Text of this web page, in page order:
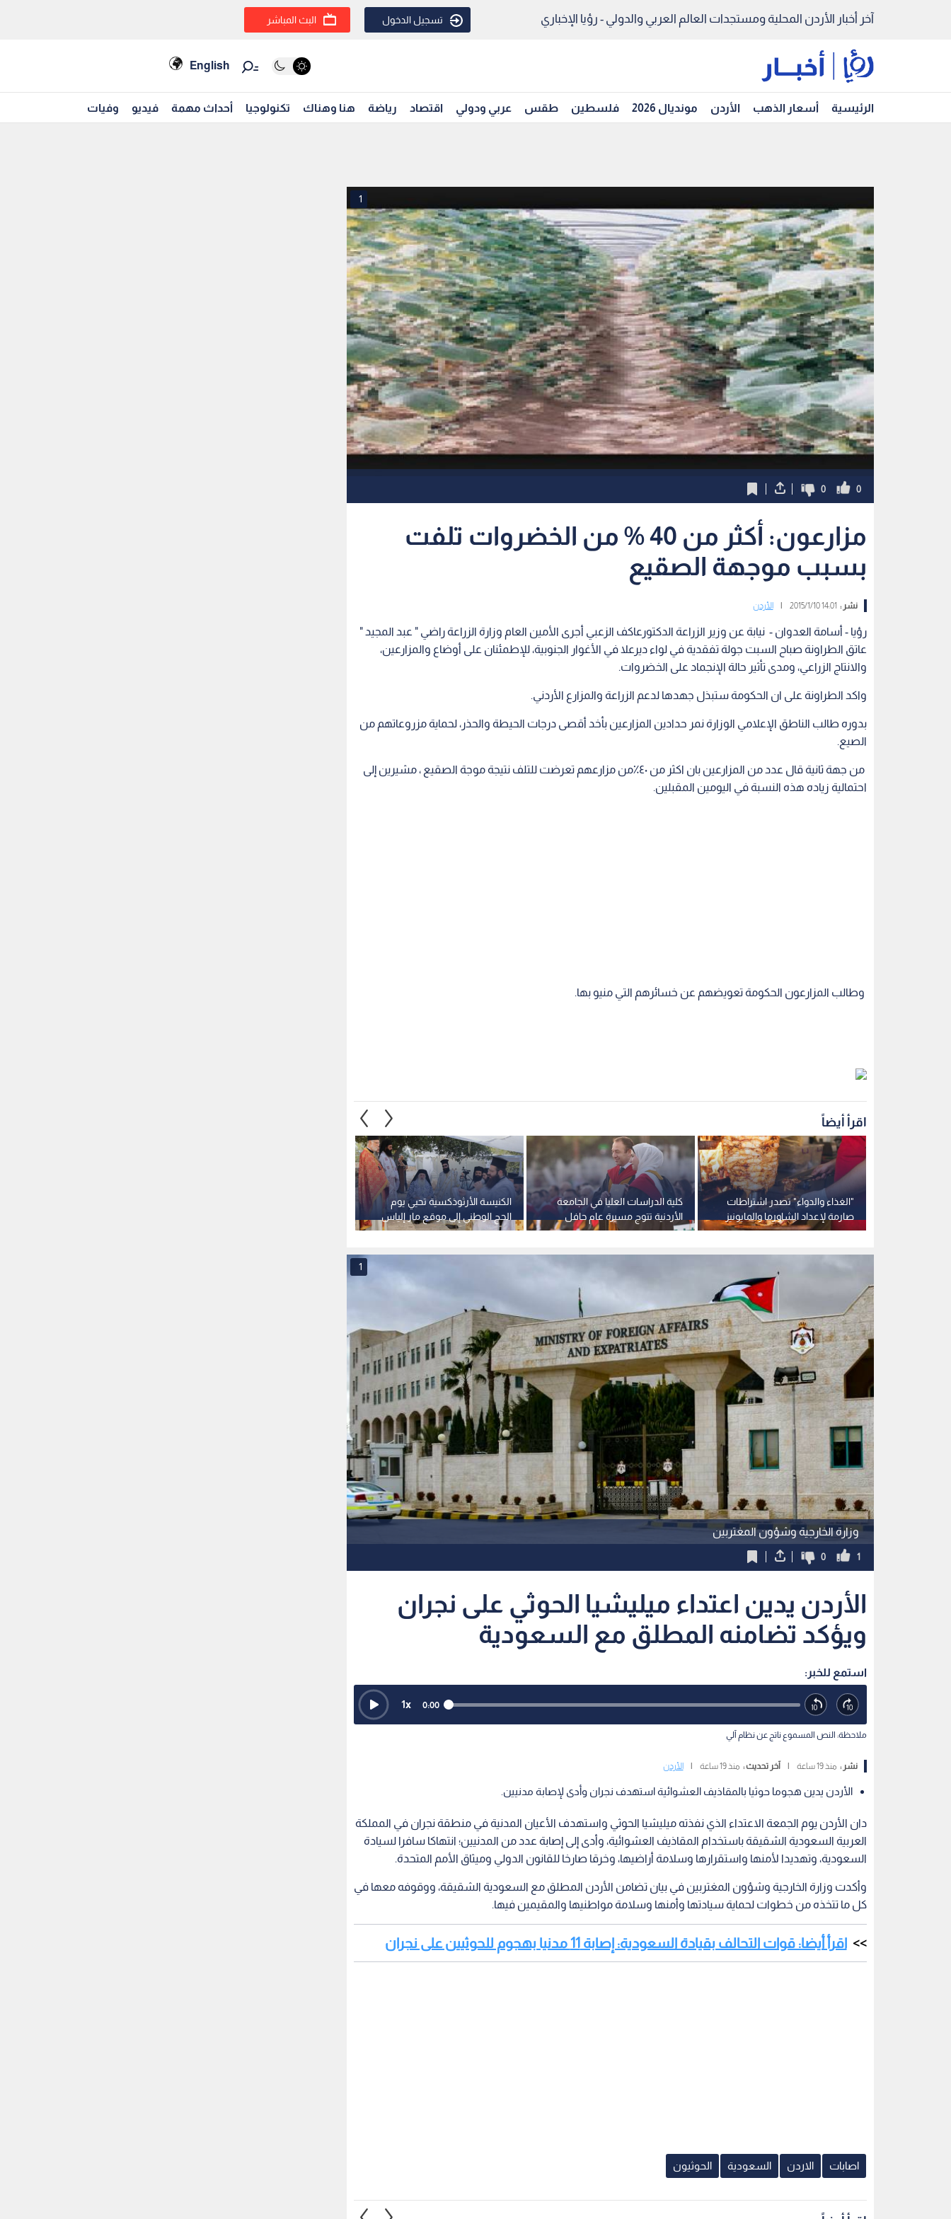
آخر أخبار الأردن المحلية ومستجدات العالم العربي والدولي - رؤيا الإخباري تسجيل الدخول البث المباشر
English
الرئيسية أسعار الذهب الأردن مونديال 2026 فلسطين طقس عربي ودولي اقتصاد رياضة هنا وهناك تكنولوجيا أحداث مهمة فيديو وفيات
1
0
0
مزارعون: أكثر من 40 % من الخضروات تلفت
بسبب موجهة الصقيع
نشر : 14:01 2015/1/10 الأردن
رؤيا - أسامة العدوان - نيابة عن وزير الزراعة الدكتورعاكف الزعبي أجرى الأمين العام وزارة الزراعة راضي " عبد المجيد "
عاتق الطراونة صباح السبت جولة تفقدية في لواء ديرعلا في الأغوار الجنوبية، للإطمئنان على أوضاع والمزارعين،
والانتاج الزراعي، ومدى تأثير حالة الإنجماد على الخضروات.
واكد الطراونة على ان الحكومة ستبذل جهدها لدعم الزراعة والمزارع الأردني.
بدوره طالب الناطق الإعلامي الوزارة نمر حدادين المزارعين بأخد أقصى درجات الحيطة والحذر، لحماية مزروعاتهم من
الصيع.
من جهة ثانية قال عدد من المزارعين بان اكثر من ٤٠٪من مزارعهم تعرضت للتلف نتيجة موجة الصقيع ، مشيرين إلى
احتمالية زياده هذه النسبة في اليومين المقبلين.
وطالب المزارعون الحكومة تعويضهم عن خسائرهم التي منيو بها.
اقرأ أيضاً
الكنيسة الأرثوذكسية تحيي يوم
الحج الوطني إلى موقع مار إلياس
الأثري في عجلون
كلية الدراسات العليا في الجامعة
الأردنية تتوج مسيرة عام حافل
بالتطوير والإنجاز بتخريج (1469)
"الغذاء والدواء" تصدر اشتراطات
صارمة لإعداد الشاورما والمايونيز
في المطاعم
وزارة الخارجية وشؤون المغتربين
1
1
0
الأردن يدين اعتداء ميليشيا الحوثي على نجران
ويؤكد تضامنه المطلق مع السعودية
استمع للخبر:
0:00
1x
ملاحظة: النص المسموع ناتج عن نظام آلي
نشر : منذ 19 ساعة آخر تحديث : منذ 19 ساعة الأردن
الأردن يدين هجوما حوثيا بالمقاذيف العشوائية استهدف نجران وأدى لإصابة مدنيين.
دان الأردن يوم الجمعة الاعتداء الذي نفذته ميليشيا الحوثي واستهدف الأعيان المدنية في منطقة نجران في المملكة
العربية السعودية الشقيقة باستخدام المقاذيف العشوائية، وأدى إلى إصابة عدد من المدنيين؛ انتهاكا سافرا لسيادة
السعودية، وتهديدا لأمنها واستقرارها وسلامة أراضيها، وخرقا صارخا للقانون الدولي وميثاق الأمم المتحدة.
وأكدت وزارة الخارجية وشؤون المغتربين في بيان تضامن الأردن المطلق مع السعودية الشقيقة، ووقوفه معها في
كل ما تتخذه من خطوات لحماية سيادتها وأمنها وسلامة مواطنيها والمقيمين فيها.
اقرأ أيضا: قوات التحالف بقيادة السعودية: إصابة 11 مدنيا بهجوم للحوثيين على نجران
اصابات الاردن السعودية الحوثيون